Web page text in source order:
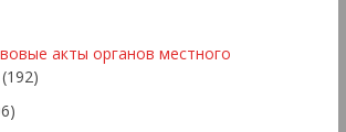
акты органов местного
(192)